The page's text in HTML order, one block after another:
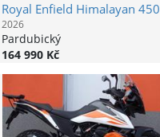
Royal Enfield Himalayan 450
2026
Pardubický
164 990 Kč